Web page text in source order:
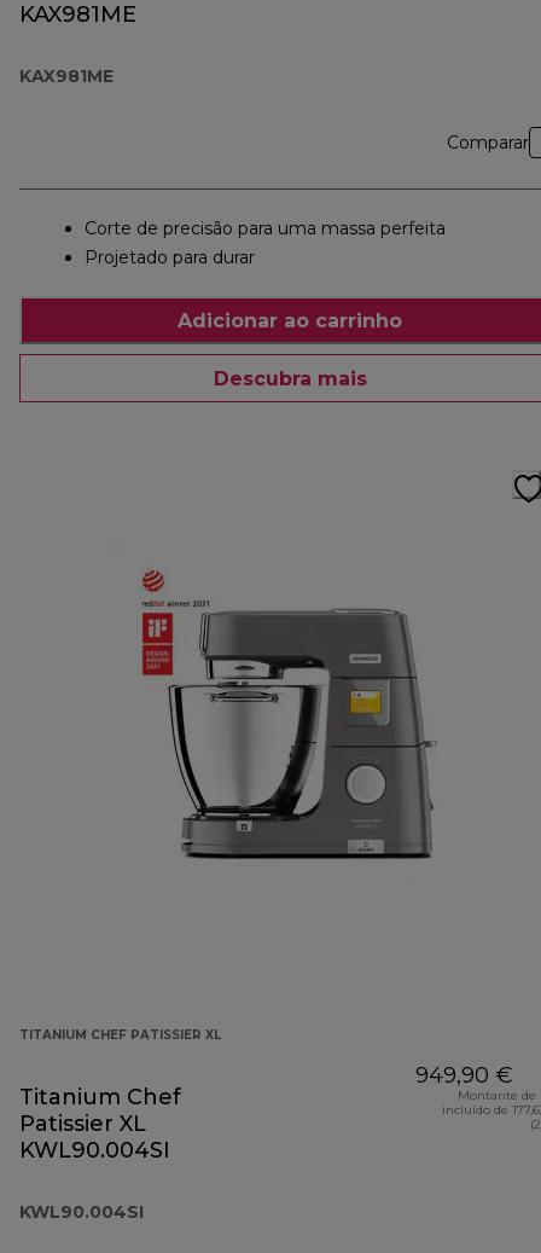
KAX981ME
KAX981ME
Comparar
Corte de precisão para uma massa perfeita
Projetado para durar
Adicionar ao carrinho
Descubra mais
TITANIUM CHEF PATISSIER XL
Titanium Chef
Patissier XL
KWL90.004SI
KWL90.004SI
949,90 €
Montante de
incluído de